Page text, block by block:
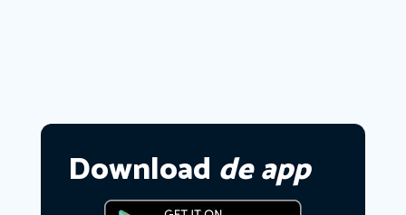
Download de app